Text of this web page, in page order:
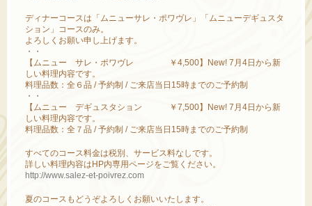
ディナーコースは「ムニューサレ・ポワヴレ」「ムニューデギュスタ
ション」コースのみ。
よろしくお願い申し上げます。
・・
【ムニュー サレ・ポワヴレ ￥4,500】New! 7月4日から新
しい料理内容です。
料理品数：全６品 / 予約制 / ご来店当日15時までのご予約制
・・
【ムニュー デギュスタション ￥7,500】New! 7月4日から新
しい料理内容です。
料理品数：全７品 / 予約制 / ご来店当日15時までのご予約制
すべてのコース料金は税別、サービス料なしです。
詳しい料理内容はHP内専用ページをご覧ください。
http://www.salez-et-poivrez.com
夏のコースもどうぞよろしくお願いいたします。